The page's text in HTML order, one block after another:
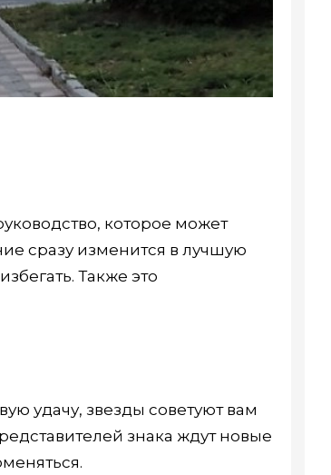
которое может
сразу изменится в лучшую
Также это
удачу, звезды советуют вам
знака ждут новые